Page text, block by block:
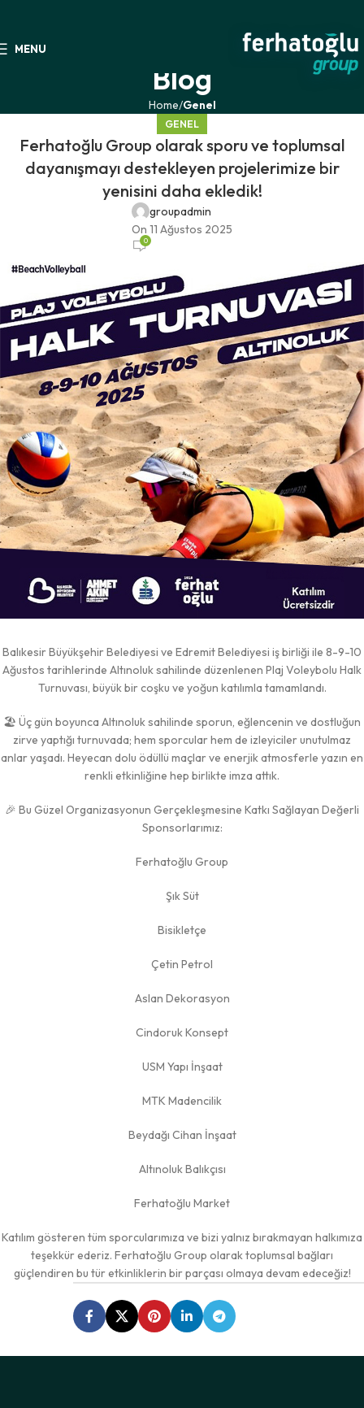
MENU
Blog
Home Genel
GENEL
Ferhatoğlu Group olarak sporu ve toplumsal
dayanışmayı destekleyen projelerimize bir
yenisini daha ekledik!
groupadmin
On 11 Ağustos 2025
0
Balıkesir Büyükşehir Belediyesi ve Edremit Belediyesi iş birliği ile 8-9-10
Ağustos tarihlerinde Altınoluk sahilinde düzenlenen Plaj Voleybolu Halk
Turnuvası, büyük bir coşku ve yoğun katılımla tamamlandı.
🏖️ Üç gün boyunca Altınoluk sahilinde sporun, eğlencenin ve dostluğun
zirve yaptığı turnuvada; hem sporcular hem de izleyiciler unutulmaz
anlar yaşadı. Heyecan dolu ödüllü maçlar ve enerjik atmosferle yazın en
renkli etkinliğine hep birlikte imza attık.
🎉 Bu Güzel Organizasyonun Gerçekleşmesine Katkı Sağlayan Değerli
Sponsorlarımız:
Ferhatoğlu Group
Şık Süt
Bisikletçe
Çetin Petrol
Aslan Dekorasyon
Cindoruk Konsept
USM Yapı İnşaat
MTK Madencilik
Beydağı Cihan İnşaat
Altınoluk Balıkçısı
Ferhatoğlu Market
Katılım gösteren tüm sporcularımıza ve bizi yalnız bırakmayan halkımıza
teşekkür ederiz. Ferhatoğlu Group olarak toplumsal bağları
güçlendiren bu tür etkinliklerin bir parçası olmaya devam edeceğiz!